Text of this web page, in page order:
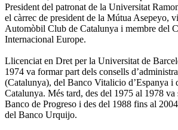
President del patronat de la Universitat
el càrrec de president de la Mútua Asepeyo,
Automòbil Club de Catalunya i membre del
Internacional Europe.
Llicenciat en Dret per la Universitat de
1974 va formar part dels consells
(Catalunya), del Banco Vitalicio d’Espanya i
Catalunya. Més tard, des del 1975 al 1978 va
Banco de Progreso i des del 1988 fins al
del Banco Urquijo.